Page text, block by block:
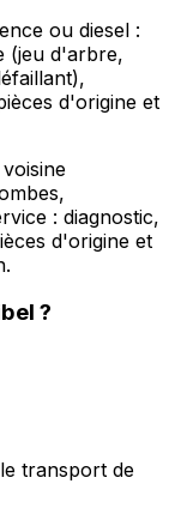
ou diesel :
(jeu d'arbre,
d'origine et
: diagnostic,
d'origine et
?
transport de